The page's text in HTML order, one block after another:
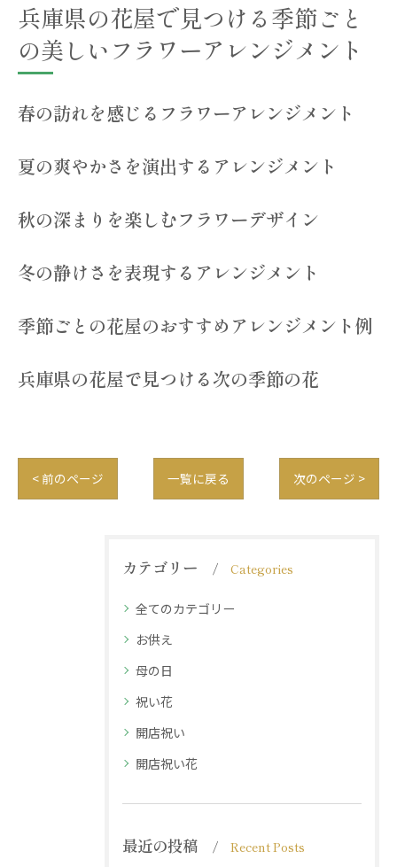
兵庫県の花屋で見つける季節ごと
の美しいフラワーアレンジメント
春の訪れを感じるフラワーアレンジメント
夏の爽やかさを演出するアレンジメント
秋の深まりを楽しむフラワーデザイン
冬の静けさを表現するアレンジメント
季節ごとの花屋のおすすめアレンジメント例
兵庫県の花屋で見つける次の季節の花
< 前のページ 一覧に戻る 次のページ >
カテゴリー Categories
全てのカテゴリー
お供え
母の日
祝い花
開店祝い
開店祝い花
最近の投稿 Recent Posts